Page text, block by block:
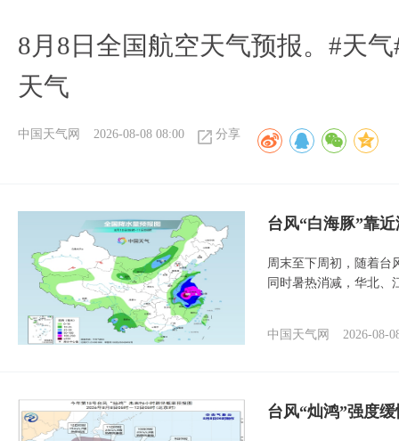
8月8日全国航空天气预报。#天
天气
中国天气网 2026-08-08 08:00 分享
台风“白海豚”靠
周末至下周初，随着台
同时暑热消减，华北、
中国天气网 2026-08-
台风“灿鸿”强度